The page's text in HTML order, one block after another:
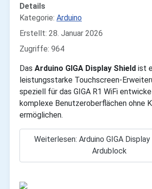
Details
Kategorie: Arduino
Erstellt: 28. Januar 2026
Zugriffe: 964
Das Arduino GIGA Display Shield ist
leistungsstarke Touchscreen-
speziell für das GIGA R1 WiFi
komplexe Benutzeroberflächen ohne
ermöglichen.
Weiterlesen: Arduino GIGA
Ardublock